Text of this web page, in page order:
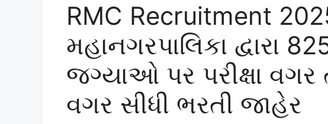
RMC Recruitment
મહાનગરપાલિકા દ્વારા
જગ્યાઓ પર પરીક્ષા
વગર સીધી ભરતી જાહેર